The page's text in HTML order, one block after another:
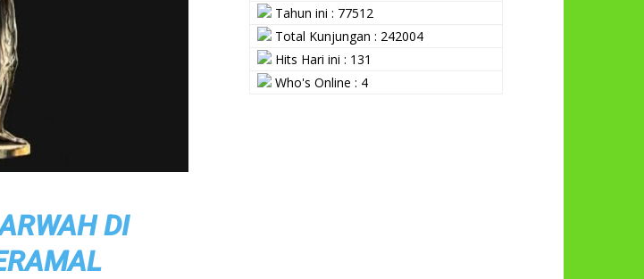
DI
Tahun ini : 77512
Total Kunjungan : 242004
Hits Hari ini : 131
Who's Online : 4